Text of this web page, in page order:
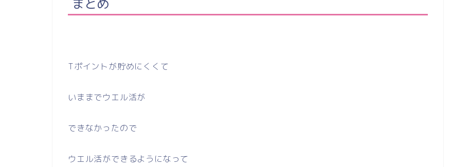
Tポイントが貯めにくくて
いままでウエル活が
できなかったので
ウエル活ができるようになって